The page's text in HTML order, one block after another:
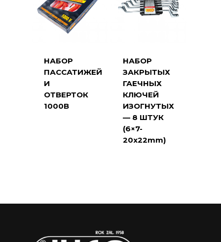
НАБОР
ПАССАТИЖЕЙ
И
ОТВЕРТОК
1000В
НАБОР
ЗАКРЫТЫХ
ГАЕЧНЫХ
КЛЮЧЕЙ
ИЗОГНУТЫХ
— 8 ШТУК
(6×7-
20x22mm)